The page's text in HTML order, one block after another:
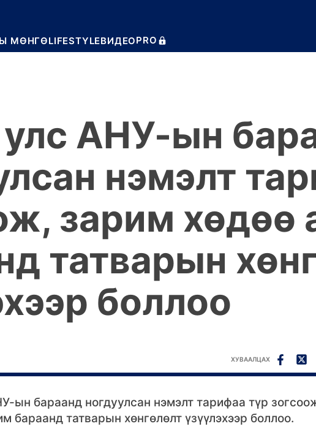
МӨНГӨLIFESTYLEВИДЕОPRO
АНУ-ын
нэмэлт
зарим хөдөө
татварын
боллоо
ХУВААЛЦАХ
ын бараанд ногдуулсан нэмэлт тарифаа түр
бараанд татварын хөнгөлөлт үзүүлэхээр боллоо.